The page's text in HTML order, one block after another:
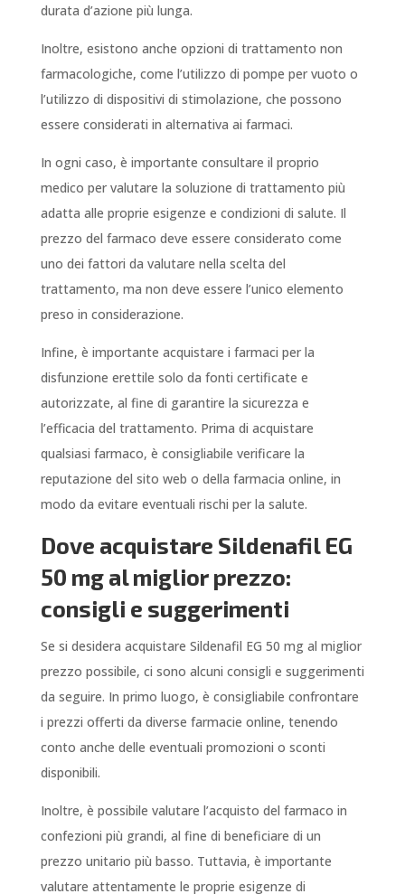
durata d’azione più lunga.
Inoltre, esistono anche opzioni di trattamento non
farmacologiche, come l’utilizzo di pompe per vuoto o
l’utilizzo di dispositivi di stimolazione, che possono
essere considerati in alternativa ai farmaci.
In ogni caso, è importante consultare il proprio
medico per valutare la soluzione di trattamento più
adatta alle proprie esigenze e condizioni di salute. Il
prezzo del farmaco deve essere considerato come
uno dei fattori da valutare nella scelta del
trattamento, ma non deve essere l’unico elemento
preso in considerazione.
Infine, è importante acquistare i farmaci per la
disfunzione erettile solo da fonti certificate e
autorizzate, al fine di garantire la sicurezza e
l’efficacia del trattamento. Prima di acquistare
qualsiasi farmaco, è consigliabile verificare la
reputazione del sito web o della farmacia online, in
modo da evitare eventuali rischi per la salute.
Dove acquistare Sildenafil EG
50 mg al miglior prezzo:
consigli e suggerimenti
Se si desidera acquistare Sildenafil EG 50 mg al miglior
prezzo possibile, ci sono alcuni consigli e suggerimenti
da seguire. In primo luogo, è consigliabile confrontare
i prezzi offerti da diverse farmacie online, tenendo
conto anche delle eventuali promozioni o sconti
disponibili.
Inoltre, è possibile valutare l’acquisto del farmaco in
confezioni più grandi, al fine di beneficiare di un
prezzo unitario più basso. Tuttavia, è importante
valutare attentamente le proprie esigenze di